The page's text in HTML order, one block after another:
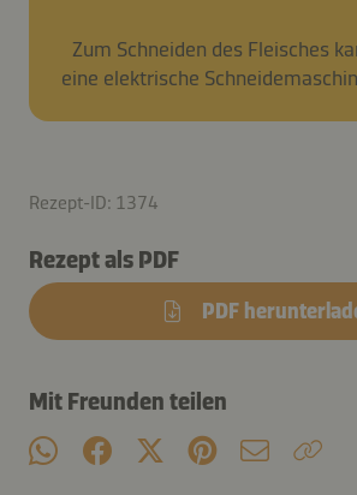
Zum Schneiden des Fleisches
eine elektrische
Rezept-ID: 1374
Rezept als PDF
PDF
Mit Freunden teilen